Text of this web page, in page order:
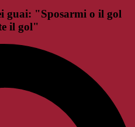
guai: "Sposarmi o il gol
il gol"